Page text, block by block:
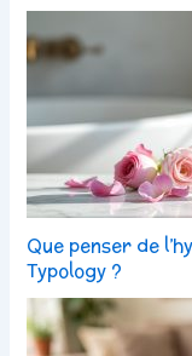
Que penser de
Typology ?